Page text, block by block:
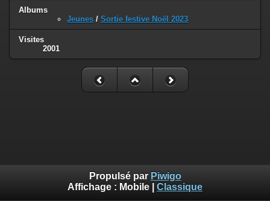
Albums
Jeunes / Sortie festive Noël 2023
Visites
2001
Propulsé par Piwigo
Affichage : Mobile Classique